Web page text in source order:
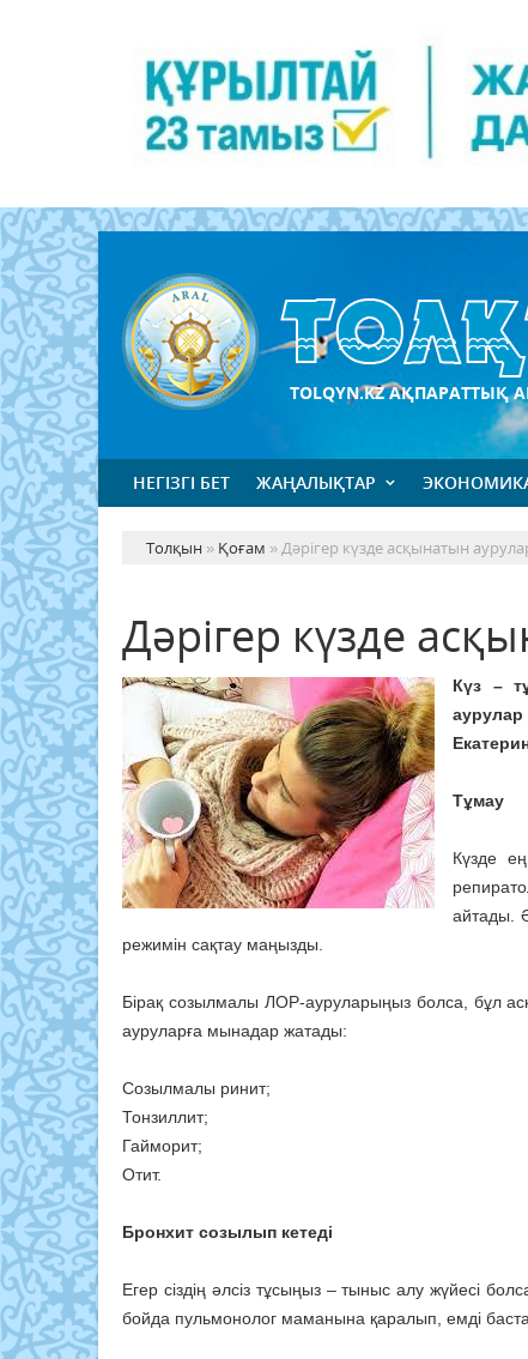
TOLQYN.KZ АҚПАРАТТЫҚ
НЕГІЗГІ БЕТ ЖАҢАЛЫҚТАР
Толқын » Қоғам » Дәрігер күзде асқынатын
Дәрігер күзде
Күз –
Тұмау
Күзде
айтады.
режимін сақтау маңызды.
Бірақ созылмалы ЛОР-ауруларыңыз болса, бұл
ауруларға мынадар жатады:
Созылмалы ринит;
Тонзиллит;
Гайморит;
Отит.
Бронхит созылып кетеді
Егер сіздің әлсіз тұсыңыз – тыныс алу жүйесі
бойда пульмонолог маманына қаралып, емді